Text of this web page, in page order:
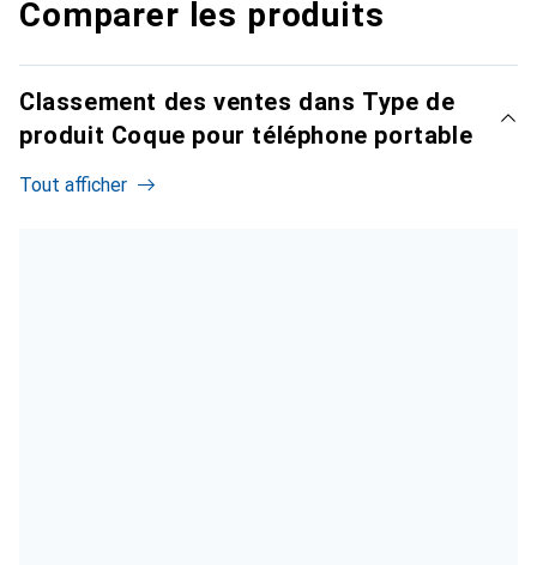
Comparer les produits
Classement des ventes dans Type de
produit Coque pour téléphone portable
Tout afficher